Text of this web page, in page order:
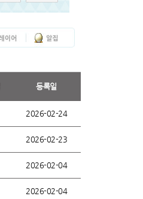
등록일
2026-02-24
2026-02-23
2026-02-04
2026-02-04